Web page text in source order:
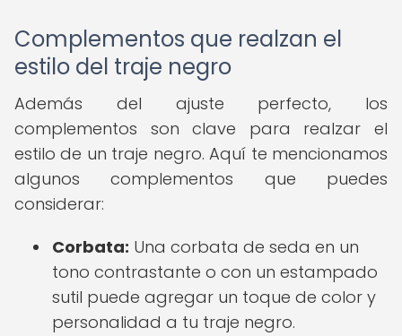
Complementos que realzan el
estilo del traje negro
Además del ajuste perfecto, los
complementos son clave para realzar el
estilo de un traje negro. Aquí te mencionamos
algunos complementos que puedes
considerar:
Corbata: Una corbata de seda en un
tono contrastante o con un estampado
sutil puede agregar un toque de color y
personalidad a tu traje negro.